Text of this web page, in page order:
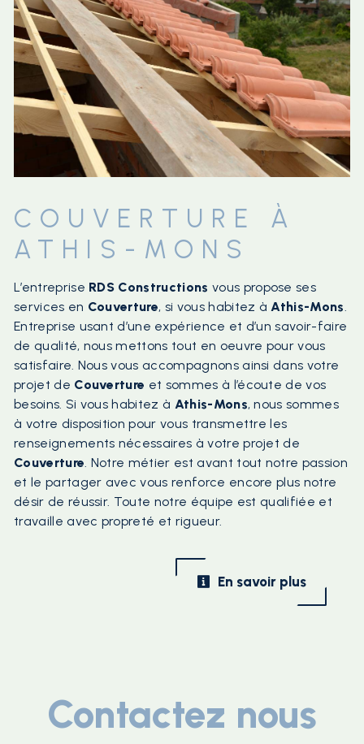
COUVERTURE À
ATHIS-MONS
L’entreprise RDS Constructions vous propose ses
services en Couverture, si vous habitez à Athis-Mons
Entreprise usant d’une expérience et d’un savoir-faire
de qualité, nous mettons tout en oeuvre pour vous
satisfaire. Nous vous accompagnons ainsi dans votre
projet de Couverture et sommes à l’écoute de vos
besoins. Si vous habitez à Athis-Mons, nous sommes
à votre disposition pour vous transmettre les
renseignements nécessaires à votre projet de
Couverture . Notre métier est avant tout notre passion
et le partager avec vous renforce encore plus notre
désir de réussir. Toute notre équipe est qualifiée et
travaille avec propreté et rigueur.
En savoir plus
Contactez nous